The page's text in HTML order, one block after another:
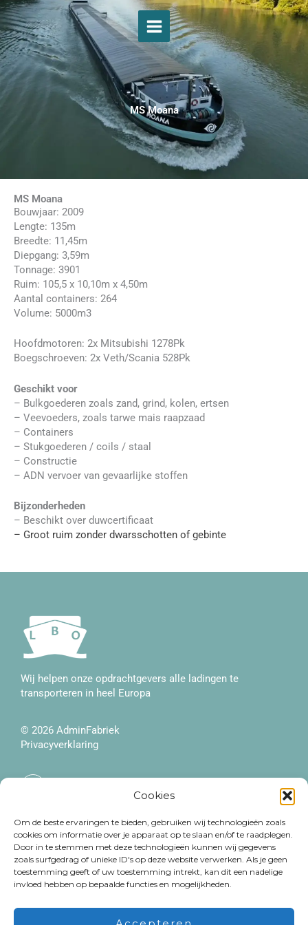
Cookies
Om de beste ervaringen te bieden, gebruiken wij technologieën zoals
cookies om informatie over je apparaat op te slaan en/of te raadplegen.
Door in te stemmen met deze technologieën kunnen wij gegevens
zoals surfgedrag of unieke ID's op deze website verwerken. Als je geen
toestemming geeft of uw toestemming intrekt, kan dit een nadelige
invloed hebben op bepaalde functies en mogelijkheden.
Spring
naar
de
inhoud
MS Moana
MS Moana
Bouwjaar: 2009
Lengte: 135m
Breedte: 11,45m
Diepgang: 3,59m
Tonnage: 3901
Ruim: 105,5 x 10,10m x 4,50m
Aantal containers: 264
Volume: 5000m3
Hoofdmotoren: 2x Mitsubishi 1278Pk
Boegschroeven: 2x Veth/Scania 528Pk
Geschikt voor
– Bulkgoederen zoals zand, grind, kolen, ertsen
– Veevoeders, zoals tarwe mais raapzaad
– Containers
– Stukgoederen / coils / staal
– Constructie
– ADN vervoer van gevaarlijke stoffen
Bijzonderheden
– Beschikt over duwcertificaat
– Groot ruim zonder dwarsschotten of gebinte
Wij helpen onze opdrachtgevers alle ladingen te
transporteren in heel Europa
© 2026 AdminFabriek
Privacyverklaring
F
b
o
o
k
-
f
Meer informatie
Over ons
Diensten
Contact
+32 479 38 18 40
info@logbargeoperators.be
Bereikbaarheid